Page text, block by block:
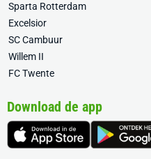
Sparta Rotterdam
Excelsior
SC Cambuur
Willem II
FC Twente
Download de app